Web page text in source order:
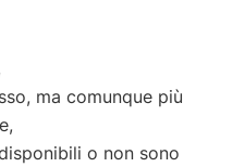
ma comunque più
o non sono